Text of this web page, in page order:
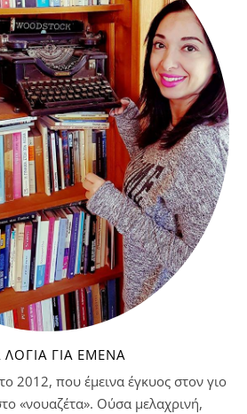
ΛΌΓΙΑ ΓΙΑ ΕΜΈΝΑ
2012, που έμεινα έγκυος στον γιο
«νουαζέτα». Ούσα μελαχρινή,